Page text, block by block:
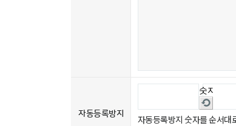
자동등록방지
숫자음성
새로고침
자동등록방지 숫자를 순서대